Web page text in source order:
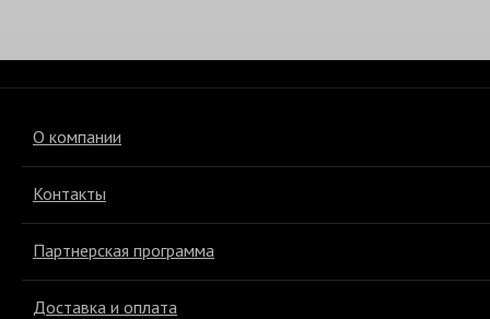
О компании
Контакты
Партнерская программа
Доставка и оплата